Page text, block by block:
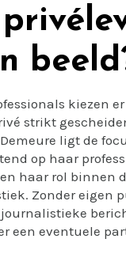
kiezen
strikt
ligt de
op haar
haar rol binnen
Zonder eigen
een eventuele